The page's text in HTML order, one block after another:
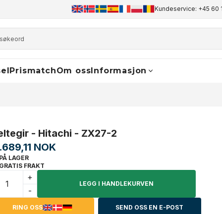
+45 60 17 81 50 info@finaldrive-trackmotors.com
Kundeservice: +45 60
PrismatchOm ossInformasjon
- Hitachi - ZX27-2
NOK
PÅ LAGER
GRATIS FRAKT
+
-
LEGG I HANDLEKURVEN
RING OSS SEND OSS EN E-POST